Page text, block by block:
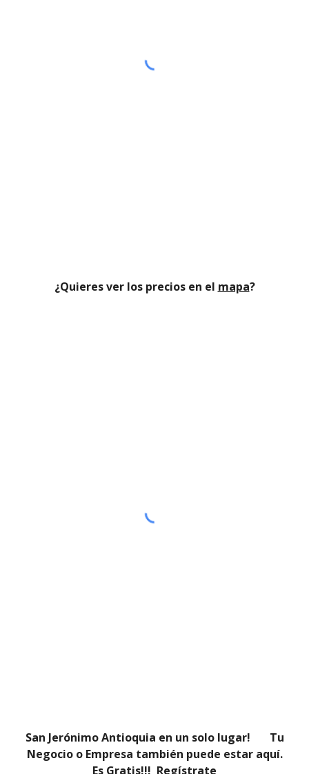
¿Quieres ver los precios en el mapa?
San Jerónimo Antioquia en un solo lugar! Tu
Negocio o Empresa también puede estar aquí.
Es Gratis!!! Regístrate